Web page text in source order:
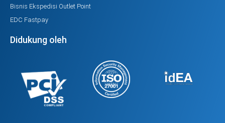
Bisnis Ekspedisi Outlet Point
EDC Fastpay
Didukung oleh